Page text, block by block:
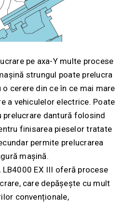
pe axa-Y multe procese
strungul poate prelucra
o cerere din ce în ce mai mare
a vehiculelor electrice. Poate
dantură folosind
finisarea pieselor tratate
permite prelucrarea
mașină.
LB4000 EX III oferă procese
care depășește cu mult
convenționale,